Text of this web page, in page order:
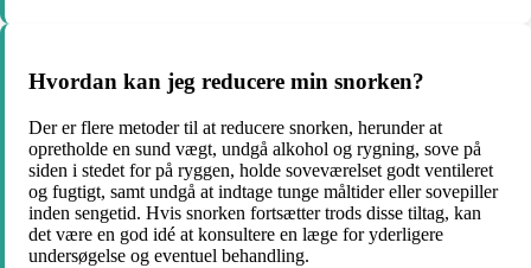
Hvordan kan jeg reducere min snorken?
Der er flere metoder til at reducere snorken, herunder at
opretholde en sund vægt, undgå alkohol og rygning, sove på
siden i stedet for på ryggen, holde soveværelset godt ventileret
og fugtigt, samt undgå at indtage tunge måltider eller sovepiller
inden sengetid. Hvis snorken fortsætter trods disse tiltag, kan
det være en god idé at konsultere en læge for yderligere
undersøgelse og eventuel behandling.